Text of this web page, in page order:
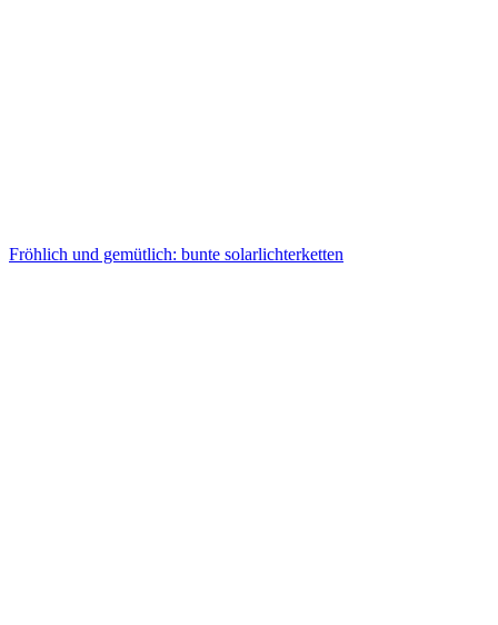
Fröhlich und gemütlich: bunte solarlichterketten